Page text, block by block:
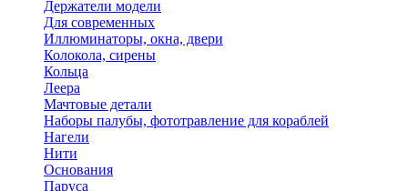
Держатели модели
Для современных
Иллюминаторы, окна, двери
Колокола, сирены
Кольца
Леера
Мачтовые детали
Наборы палубы, фототравление для кораблей
Нагели
Нити
Основания
Паруса